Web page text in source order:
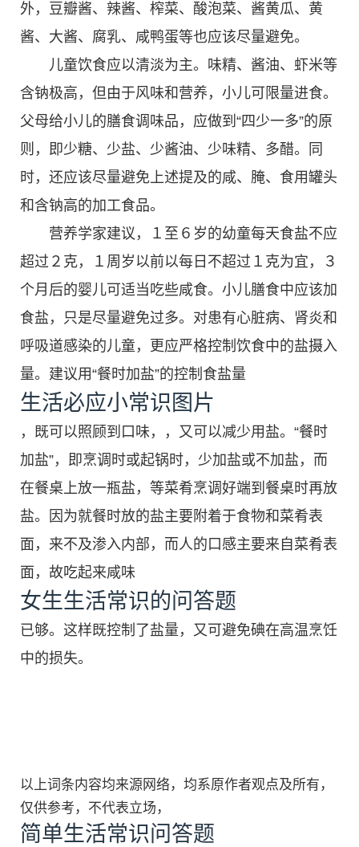
外，豆瓣酱、辣酱、榨菜、酸泡菜、酱黄瓜、黄
酱、大酱、腐乳、咸鸭蛋等也应该尽量避免。
儿童饮食应以清淡为主。味精、酱油、虾米等
含钠极高，但由于风味和营养，小儿可限量进食。
父母给小儿的膳食调味品，应做到“四少一多”的原
则，即少糖、少盐、少酱油、少味精、多醋。同
时，还应该尽量避免上述提及的咸、腌、食用罐头
和含钠高的加工食品。
营养学家建议，１至６岁的幼童每天食盐不应
超过２克，１周岁以前以每日不超过１克为宜，３
个月后的婴儿可适当吃些咸食。小儿膳食中应该加
食盐，只是尽量避免过多。对患有心脏病、肾炎和
呼吸道感染的儿童，更应严格控制饮食中的盐摄入
量。建议用“餐时加盐”的控制食盐量
生活必应小常识图片
，既可以照顾到口味，，又可以减少用盐。“餐时
加盐”，即烹调时或起锅时，少加盐或不加盐，而
在餐桌上放一瓶盐，等菜肴烹调好端到餐桌时再放
盐。因为就餐时放的盐主要附着于食物和菜肴表
面，来不及渗入内部，而人的口感主要来自菜肴表
面，故吃起来咸味
女生生活常识的问答题
已够。这样既控制了盐量，又可避免碘在高温烹饪
中的损失。
以上词条内容均来源网络，均系原作者观点及所有，
仅供参考，不代表立场，
简单生活常识问答题